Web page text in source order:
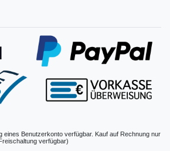
eines Benutzerkonto verfügbar. Kauf auf Rechnung nur
verfügbar)